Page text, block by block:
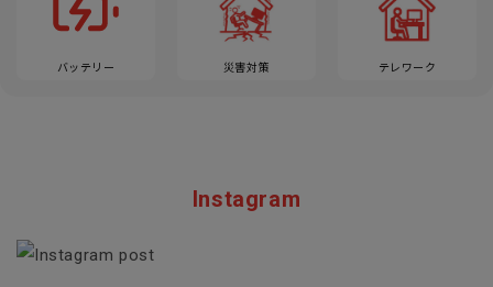
バッテリー 災害対策 テレワーク
Instagram